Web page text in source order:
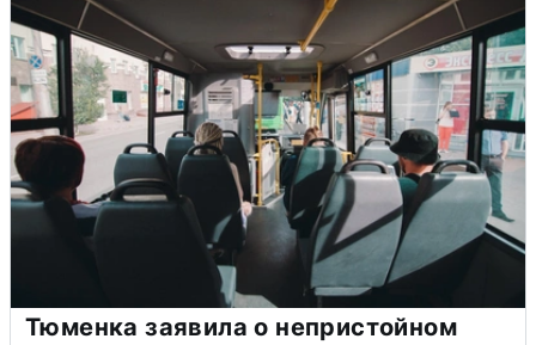
Тюменка заявила о непристойном